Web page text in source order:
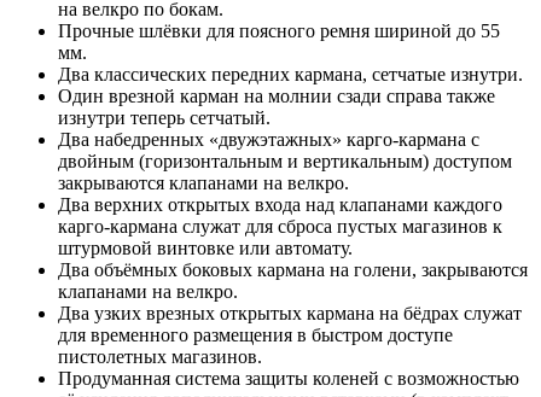
на велкро по бокам.
Прочные шлёвки для поясного ремня шириной до 55
мм.
Два классических передних кармана, сетчатые изнутри.
Один врезной карман на молнии сзади справа также
изнутри теперь сетчатый.
Два набедренных «двужэтажных» карго-кармана с
двойным (горизонтальным и вертикальным) доступом
закрываются клапанами на велкро.
Два верхних открытых входа над клапанами каждого
карго-кармана служат для сброса пустых магазинов к
штурмовой винтовке или автомату.
Два объёмных боковых кармана на голени, закрываются
клапанами на велкро.
Два узких врезных открытых кармана на бёдрах служат
для временного размещения в быстром доступе
пистолетных магазинов.
Продуманная система защиты коленей с возможностью